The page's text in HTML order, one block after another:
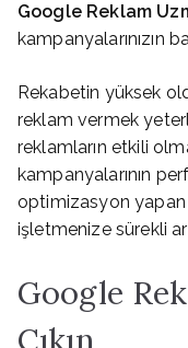
Google Reklam
kampanyalarınızın
Rekabetin yüksek
reklam vermek
reklamların etkili
kampanyalarının
optimizasyon yapan
işletmenize sürekli
Google